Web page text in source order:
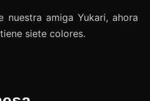
nuestra amiga Yukari, ahora
siete colores.